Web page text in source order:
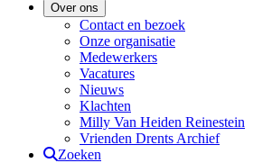
Over ons
Contact en bezoek
Onze organisatie
Medewerkers
Vacatures
Nieuws
Klachten
Milly Van Heiden Reinestein
Vrienden Drents Archief
Zoeken